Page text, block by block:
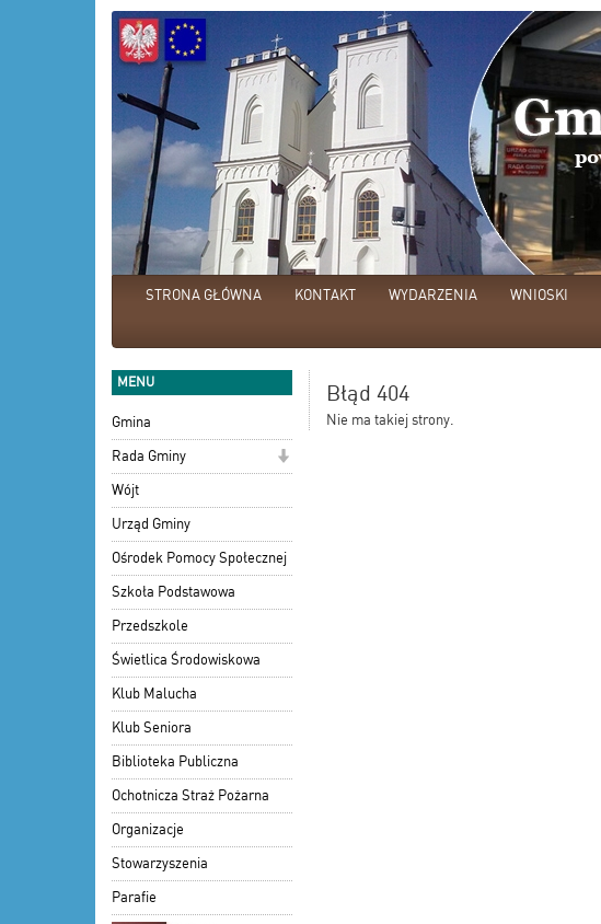
STRONA GŁÓWNA KONTAKT WYDARZENIA WNIOSKI
MENU
Gmina
Rada Gminy
Wójt
Urząd Gminy
Ośrodek Pomocy Społecznej
Szkoła Podstawowa
Przedszkole
Świetlica Środowiskowa
Klub Malucha
Klub Seniora
Biblioteka Publiczna
Ochotnicza Straż Pożarna
Organizacje
Stowarzyszenia
Parafie
Błąd 404
Nie ma takiej strony.